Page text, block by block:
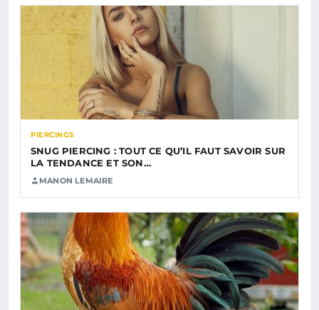
PIERCINGS
SNUG PIERCING : TOUT CE QU’IL FAUT SAVOIR SUR
LA TENDANCE ET SON…
MANON LEMAIRE